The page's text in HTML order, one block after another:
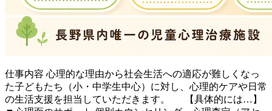
仕事内容 心理的な理由から社会生活への適応が難しくなっ
た子どもたち（小・中学生中心）に対し、心理的ケアや日常
の生活支援を担当していただきます。 【具体的には…】